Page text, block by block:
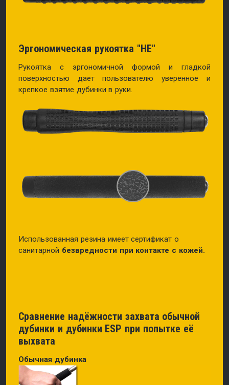
Эргономическая рукоятка "HE"
Рукоятка с эргономичной формой и гладкой
поверхностью дает пользователю уверенное и
крепкое взятие дубинки в руки.
Использованная резина имеет сертификат о
санитарной безвредности при контакте с кожей.
Сравнение надёжности захвата обычной
дубинки и дубинки ESP при попытке её
выхвата
Обычная дубинка